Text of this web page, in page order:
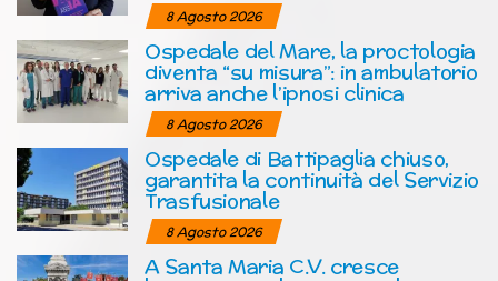
8 Agosto 2026
Ospedale del Mare, la proctologia
diventa “su misura”: in ambulatorio
arriva anche l’ipnosi clinica
8 Agosto 2026
Ospedale di Battipaglia chiuso,
garantita la continuità del Servizio
Trasfusionale
8 Agosto 2026
A Santa Maria C.V. cresce